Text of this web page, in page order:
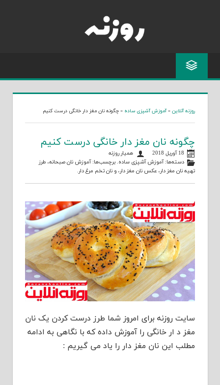
روزنه آنلاین »آموزش آشپزی ساده » چگونه نان مغز دار خانگی درست کنیم
چگونه نان مغز دار خانگی درست کنیم
18 آوریل 2018
همیار روزنه
دسته‌ها:آموزش آشپزی ساده. برچسب‌ها:آموزش نان صبحانه، طرز
تهیه نان مغز دار، عکس نان مغز دار، و نان تخم مرغ دار.
سایت روزنه برای امروز شما طرز درست کردن یک نان
مغز د ار خانگی را آموزش داده که با نگاهی به ادامه
مطلب این نان مغز دار را یاد می گیریم :